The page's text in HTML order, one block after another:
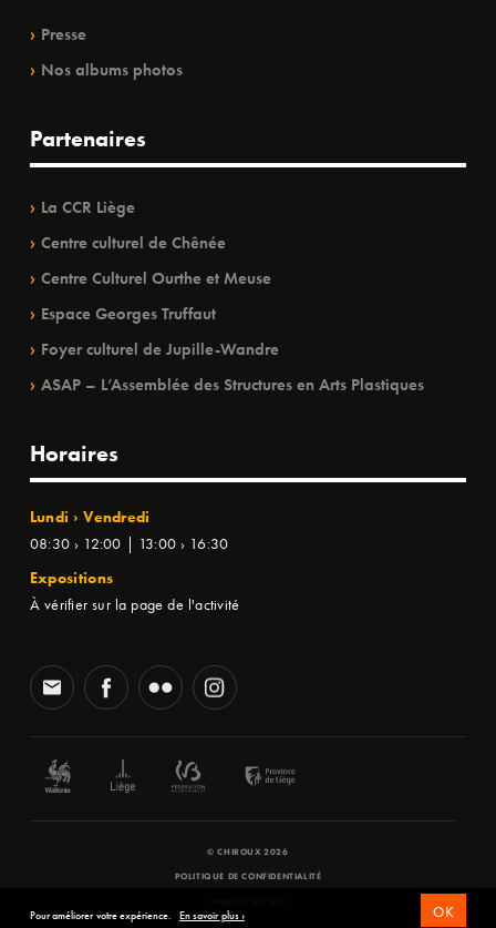
Presse
Nos albums photos
Partenaires
La CCR Liège
Centre culturel de Chênée
Centre Culturel Ourthe et Meuse
Espace Georges Truffaut
Foyer culturel de Jupille-Wandre
ASAP – L’Assemblée des Structures en Arts Plastiques
Horaires
Lundi › Vendredi
08:30 › 12:00 | 13:00 › 16:30
Expositions
À vérifier sur la page de l'activité
© CHIROUX 2026
POLITIQUE DE CONFIDENTIALITÉ
Pour améliorer votre expérience. En savoir plus › OK